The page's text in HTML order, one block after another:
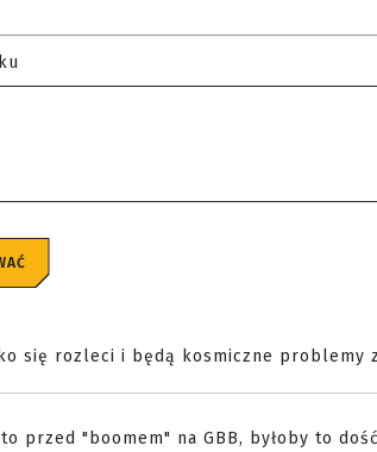
się rozleci i będą kosmiczne problemy
przed "boomem" na GBB, byłoby to dość